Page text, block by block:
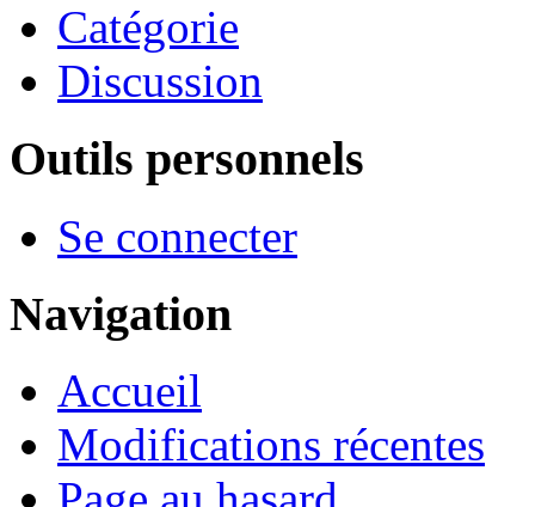
Catégorie
Discussion
Outils personnels
Se connecter
Navigation
Accueil
Modifications récentes